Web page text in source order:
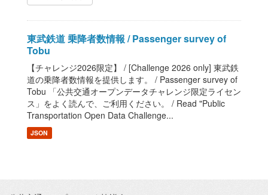
東武鉄道 乗降者数情報 / Passenger survey of
Tobu
【チャレンジ2026限定】 / [Challenge 2026 only] 東武鉄
道の乗降者数情報を提供します。 / Passenger survey of
Tobu 「公共交通オープンデータチャレンジ限定ライセン
ス」をよく読んで、ご利用ください。 / Read "Public
Transportation Open Data Challenge...
JSON